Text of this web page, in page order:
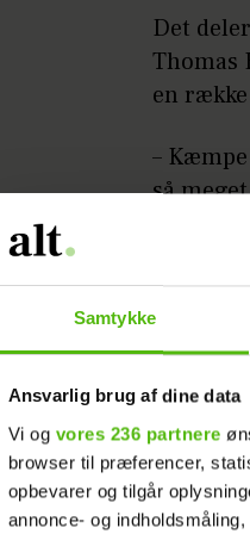
Samtykke
Ansvarlig brug af dine data
Vi og vores 236 partnere
browser til præferencer,
opbevarer og tilgår
annonce- og
Det
Thomas
en
–
så
- Så
andet